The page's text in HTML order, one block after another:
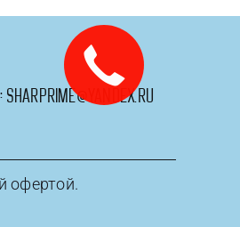
sharprime@yandex.ru
офертой.